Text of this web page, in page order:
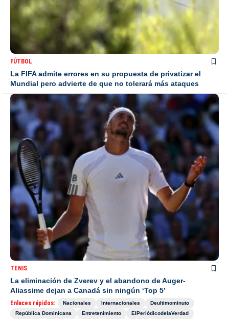
FÚTBOL
La FIFA admite errores en su propuesta de privatizar el
Mundial pero advierte de que no tolerará más ataques
TENIS
La eliminación de Zverev y el abandono de Auger-
Aliassime dejan a Canadá sin ningún ‘Top 5’
Enlaces rápidos: Nacionales Internacionales
Deultimominuto
República Dominicana
Entretenimiento
ElPeriódicodelaVerdad